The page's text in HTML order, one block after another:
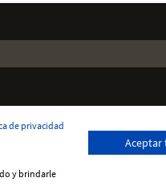
de privacidad
y brindarle
Aceptar